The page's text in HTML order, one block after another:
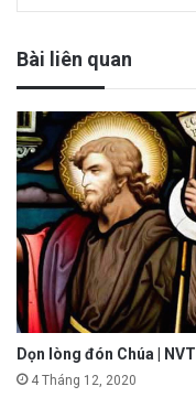
Bài liên quan
Dọn lòng đón Chúa | NVT
4 Tháng 12, 2020